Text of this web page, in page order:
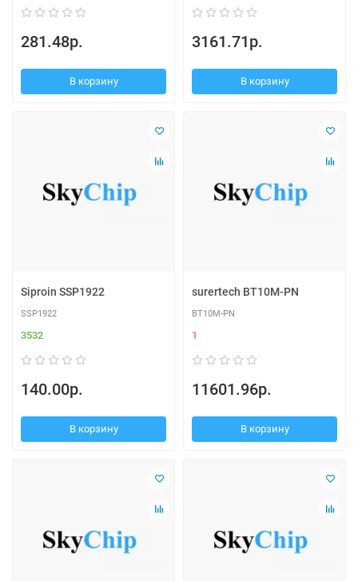
281.48р.
В корзину
3161.71р.
В корзину
Siproin SSP1922
SSP1922
3532
140.00р.
В корзину
surertech BT10M-PN
BT10M-PN
1
11601.96р.
В корзину